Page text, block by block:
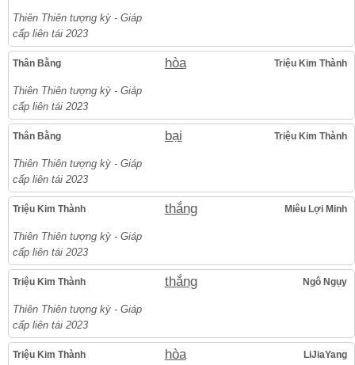
Thiên Thiên tượng kỳ - Giáp
cấp liên tái 2023
Thân Bằng hòa Triệu Kim Thành
Thiên Thiên tượng kỳ - Giáp
cấp liên tái 2023
Thân Bằng bại Triệu Kim Thành
Thiên Thiên tượng kỳ - Giáp
cấp liên tái 2023
Triệu Kim Thành thắng Miêu Lợi Minh
Thiên Thiên tượng kỳ - Giáp
cấp liên tái 2023
Triệu Kim Thành thắng Ngô Ngụy
Thiên Thiên tượng kỳ - Giáp
cấp liên tái 2023
Triệu Kim Thành hòa LiJiaYang